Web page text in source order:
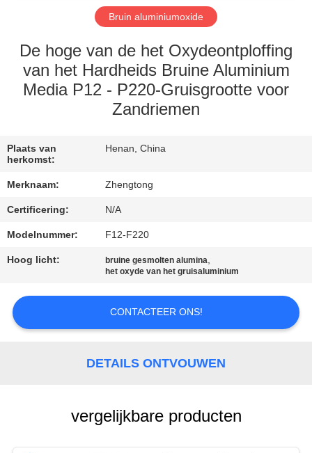
FABRIEKSREIS
KWALITEITSCONTROLE
ONS
VERZOEK
OM EEN
SITEMAP
PRIVACYBELEID
Bruin aluminiumoxide
De hoge van de het Oxydeontploffing
van het Hardheids Bruine Aluminium
Media P12 - P220-Gruisgrootte voor
Zandriemen
Plaats van
herkomst:
Henan, China
Merknaam: Zhengtong
Certificering: N/A
Modelnummer: F12-F220
Hoog licht: bruine gesmolten alumina,
het oxyde van het gruisaluminium
CONTACTEER ONS!
DETAILS ONTVOUWEN
vergelijkbare producten